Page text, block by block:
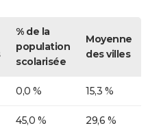
% de la
population
scolarisée
Moyenne
des villes
0,0 % 15,3 %
45,0 % 29,6 %